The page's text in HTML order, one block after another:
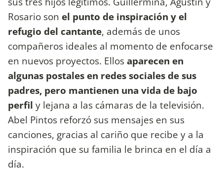
Rosario son el punto de inspiración y el
refugio del cantante, además de unos
compañeros ideales al momento de enfocarse
en nuevos proyectos. Ellosaparecen en
algunas postales en redes sociales de sus
padres, pero mantienen una vida de bajo
perfil y lejana a las cámaras de la televisión.
Abel Pintos reforzó sus mensajes en sus
canciones, gracias al cariño que recibe y a la
inspiración que su familia le brinca en el día a
día.